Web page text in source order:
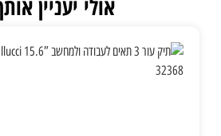
אולי יעניין